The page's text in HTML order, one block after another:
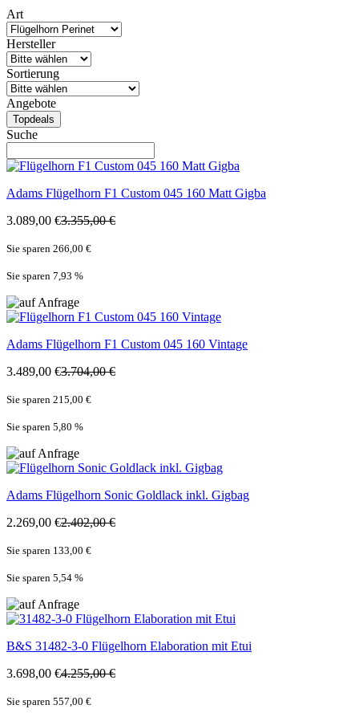
Art
Hersteller
Sortierung
Angebote
Topdeals
Suche
Adams Flügelhorn F1 Custom 045 160 Matt Gigba
3.089,00 €3.355,00 €
Sie sparen 266,00 €
Sie sparen 7,93 %
Adams Flügelhorn F1 Custom 045 160 Vintage
3.489,00 €3.704,00 €
Sie sparen 215,00 €
Sie sparen 5,80 %
Adams Flügelhorn Sonic Goldlack inkl. Gigbag
2.269,00 €2.402,00 €
Sie sparen 133,00 €
Sie sparen 5,54 %
B&S 31482-3-0 Flügelhorn Elaboration mit Etui
3.698,00 €4.255,00 €
Sie sparen 557,00 €